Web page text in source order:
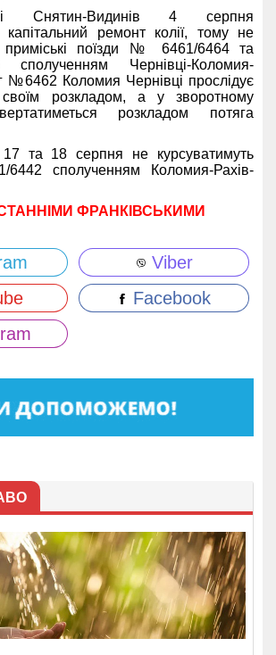
Снятин-Видинів 4 серпня
капітальний ремонт колії, тому не
приміські поїзди № 6461/6464 та
Чернівці-Коломия-
№6462 Коломия Чернівці прослідує
розкладом, а у зворотному
розкладом потяга
та 18 серпня не курсуватимуть
сполученням Коломия-Рахів-
ФРАНКІВСЬКИМИ
Viber
Facebook